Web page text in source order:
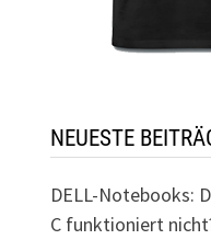
NEUESTE
DELL-Notebooks:
C funktioniert